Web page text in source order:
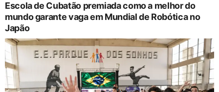
Escola de Cubatão premiada como a melhor do
mundo garante vaga em Mundial de Robótica no
Japão